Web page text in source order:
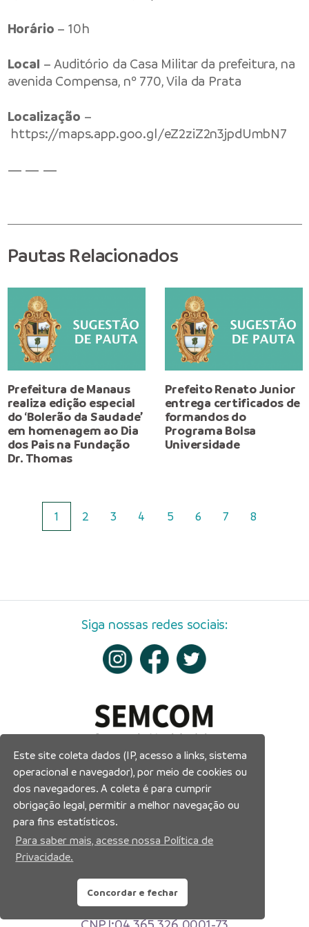
Horário – 10h
Local – Auditório da Casa Militar da prefeitura, na
avenida Compensa, nº 770, Vila da Prata
Localização –
https://maps.app.goo.gl/eZ2ziZ2n3jpdUmbN7
— — —
Pautas Relacionados
Prefeitura de Manaus
realiza edição especial
do ‘Bolerão da Saudade’
em homenagem ao Dia
dos Pais na Fundação
Dr. Thomas
Prefeito Renato Junior
entrega certificados de
formandos do
Programa Bolsa
Universidade
1 2 3 4 5 6 7 8
Siga nossas redes sociais:
Prefeitura Municipal de Manaus
Município de Manaus
Este site coleta dados (IP, acesso a links, sistema
operacional e navegador), por meio de cookies ou
dos navegadores. A coleta é para cumprir
obrigação legal, permitir a melhor navegação ou
para fins estatísticos.
Para saber mais, acesse nossa Política de
Privacidade.
Concordar e fechar